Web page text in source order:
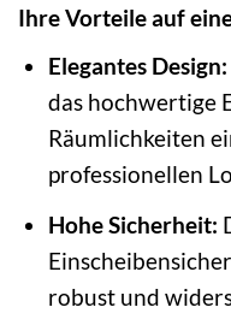
Ihre Vorteile auf
Elegantes Design:
das hochwertige
Räumlichkeiten
professionellen
Hohe Sicherheit:
robust und